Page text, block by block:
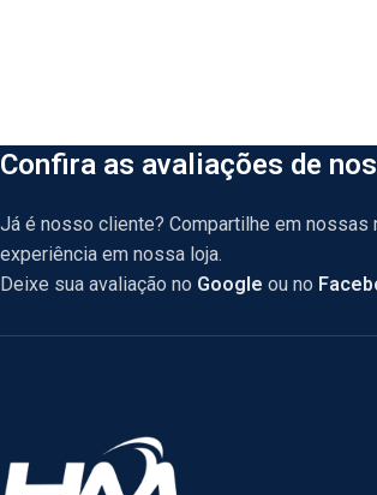
Confira as avaliações de
Já é nosso cliente? Compartilhe em
experiência em nossa loja.
Deixe sua avaliação no Google ou no